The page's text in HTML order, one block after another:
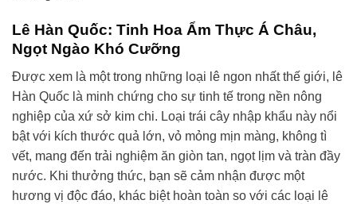
Lê Hàn Quốc: Tinh Hoa Ẩm Thực Á Châu,
Ngọt Ngào Khó Cưỡng
Được xem là một trong những loại lê ngon nhất thế giới, lê
Hàn Quốc là minh chứng cho sự tinh tế trong nền nông
nghiệp của xứ sở kim chi. Loại trái cây nhập khẩu này nổi
bật với kích thước quả lớn, vỏ mỏng mịn màng, không tì
vết, mang đến trải nghiệm ăn giòn tan, ngọt lịm và tràn đầy
nước. Khi thưởng thức, bạn sẽ cảm nhận được một
hương vị độc đáo, khác biệt hoàn toàn so với các loại lê